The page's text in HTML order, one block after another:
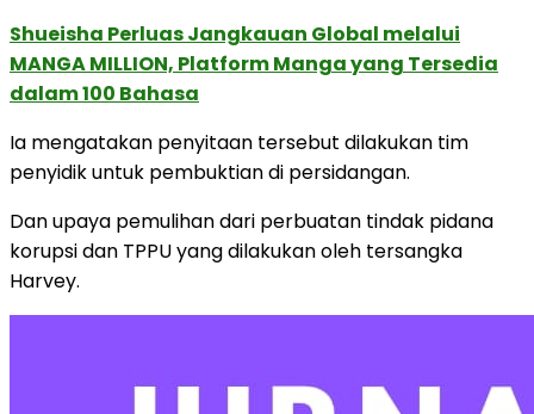
Shueisha Perluas Jangkauan Global melalui
MANGA MILLION, Platform Manga yang Tersedia
dalam 100 Bahasa
Ia mengatakan penyitaan tersebut dilakukan tim
penyidik untuk pembuktian di persidangan.
Dan upaya pemulihan dari perbuatan tindak pidana
korupsi dan TPPU yang dilakukan oleh tersangka
Harvey.